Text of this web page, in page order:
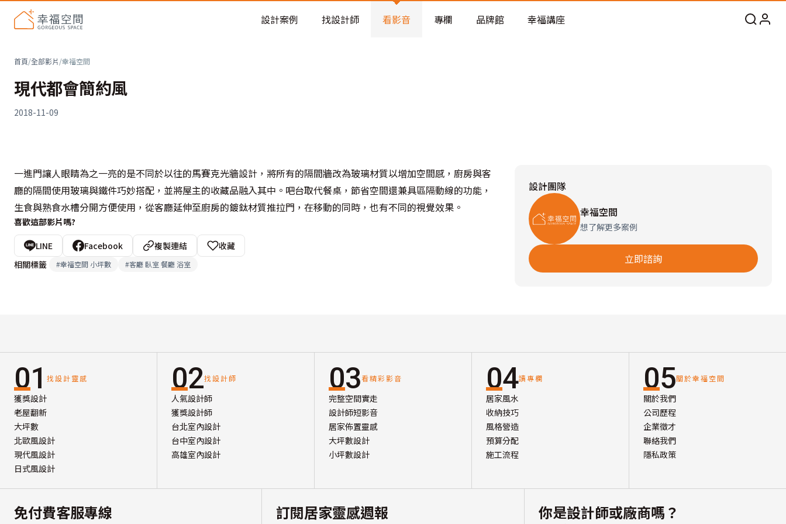
老屋預算分配與高 CP 值煥新術
設計案例 找設計師 看影音 專欄 品牌館 幸福講座
首頁/全部影片/幸福空間
現代都會簡約風
2018-11-09
一進門讓人眼睛為之一亮的是不同於以往的馬賽克光牆設計，將所有的隔間牆改為玻璃材質以增加空間感，廚房與客
廳的隔間使用玻璃與鐵件巧妙搭配，並將屋主的收藏品融入其中。吧台取代餐桌，節省空間還兼具區隔動線的功能，
生食與熟食水槽分開方便使用，從客廳延伸至廚房的鍍鈦材質推拉門，在移動的同時，也有不同的視覺效果。
喜歡這部影片嗎?
LINE Facebook 複製連結
收藏
相關標籤
#幸福空間 小坪數 #客廳 臥室 餐廳 浴室
設計團隊
幸福空間
想了解更多案例
立即諮詢
01 找設計靈感
獲獎設計
老屋翻新
大坪數
北歐風設計
現代風設計
日式風設計
02找設計師
人氣設計師
獲獎設計師
台北室內設計
台中室內設計
高雄室內設計
03看精彩影音
完整空間實走
設計師短影音
居家佈置靈感
大坪數設計
小坪數設計
04讀專欄
居家風水
收納技巧
風格營造
預算分配
施工流程
05關於幸福空間
關於我們
公司歷程
企業徵才
聯絡我們
隱私政策
免付費客服專線 訂閱居家靈感週報 你是設計師或廠商嗎？